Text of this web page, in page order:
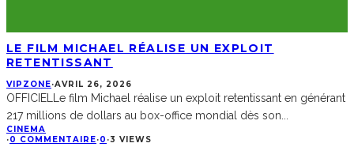
LE FILM MICHAEL RÉALISE UN EXPLOIT
RETENTISSANT
VIPZONE·AVRIL 26, 2026
OFFICIELLe film Michael réalise un exploit retentissant en générant
217 millions de dollars au box-office mondial dès son
CINEMA
·0 COMMENTAIRE·0 ·3 VIEWS